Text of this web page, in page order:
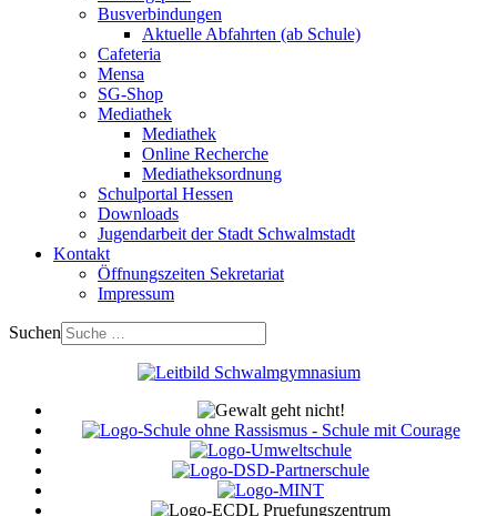
Busverbindungen
Aktuelle Abfahrten (ab Schule)
Cafeteria
Mensa
SG-Shop
Mediathek
Mediathek
Online Recherche
Mediatheksordnung
Schulportal Hessen
Downloads
Jugendarbeit der Stadt Schwalmstadt
Kontakt
Öffnungszeiten Sekretariat
Impressum
Suchen